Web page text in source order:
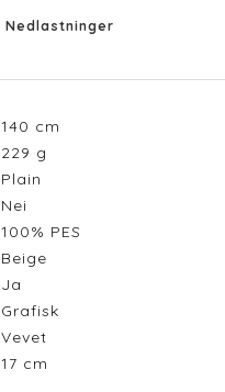
Nedlastninger
140 cm
229 g
Plain
Nei
100% PES
Beige
Ja
Grafisk
Vevet
17 cm